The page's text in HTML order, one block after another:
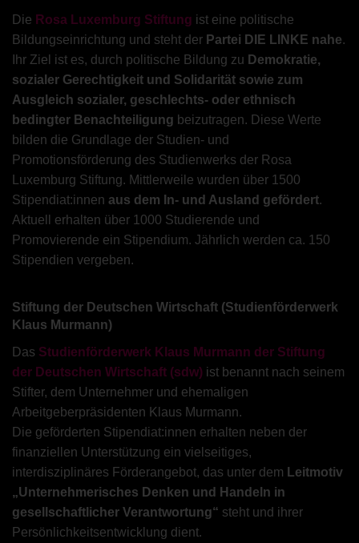
Die Rosa Luxemburg Stiftung ist eine politische
Bildungseinrichtung und steht der Partei DIE LINKE nahe.
Ihr Ziel ist es, durch politische Bildung zu Demokratie,
sozialer Gerechtigkeit und Solidarität sowie zum
Ausgleich sozialer, geschlechts- oder ethnisch
bedingter Benachteiligung beizutragen. Diese Werte
bilden die Grundlage der Studien- und
Promotionsförderung des Studienwerks der Rosa
Luxemburg Stiftung. Mittlerweile wurden über 1500
Stipendiat:innen aus dem In- und Ausland gefördert.
Aktuell erhalten über 1000 Studierende und
Promovierende ein Stipendium. Jährlich werden ca. 150
Stipendien vergeben.
Stiftung der Deutschen Wirtschaft (Studienförderwerk
Klaus Murmann)
Das Studienförderwerk Klaus Murmann der Stiftung
der Deutschen Wirtschaft (sdw) ist benannt nach seinem
Stifter, dem Unternehmer und ehemaligen
Arbeitgeberpräsidenten Klaus Murmann.
Die geförderten Stipendiat:innen erhalten neben der
finanziellen Unterstützung ein vielseitiges,
interdisziplinäres Förderangebot, das unter dem Leitmotiv
„Unternehmerisches Denken und Handeln in
gesellschaftlicher Verantwortung“ steht und ihrer
Persönlichkeitsentwicklung dient.